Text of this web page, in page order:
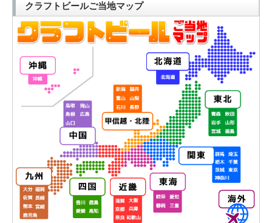
クラフトビールご当地マップ